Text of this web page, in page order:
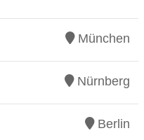
München
Nürnberg
Berlin